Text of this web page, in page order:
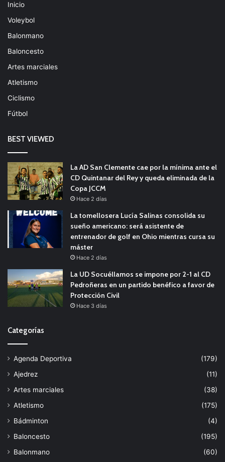
Inicio
Voleybol
Balonmano
Baloncesto
Artes marciales
Atletismo
Ciclismo
Fútbol
BEST VIEWED
La AD San Clemente cae por la mínima ante el
CD Quintanar del Rey y queda eliminada de la
Copa JCCM
Hace 2 días
La tomellosera Lucía Salinas consolida su
sueño americano: será asistente de
entrenador de golf en Ohio mientras cursa su
máster
Hace 2 días
La UD Socuéllamos se impone por 2-1 al CD
Pedroñeras en un partido benéfico a favor de
Protección Civil
Hace 3 días
Categorías
Agenda Deportiva
(179)
Ajedrez
(11)
Artes marciales
(38)
Atletismo
(175)
Bádminton
(4)
Baloncesto
(195)
Balonmano
(60)